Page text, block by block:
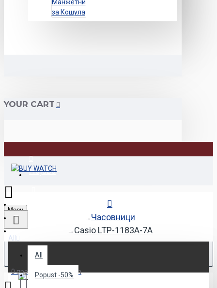
YOUR CART
Најава
Menu
All
All
Popust -50%
0 продукт(и) - 0.00den
Часовници
Casio LTP-1183A-7A